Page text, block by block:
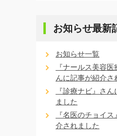
お知らせ最新
お知らせ一覧
『ナールス美容
んに記事が紹介さ
『診療ナビ』さ
ました
『名医のチョイ
介されました